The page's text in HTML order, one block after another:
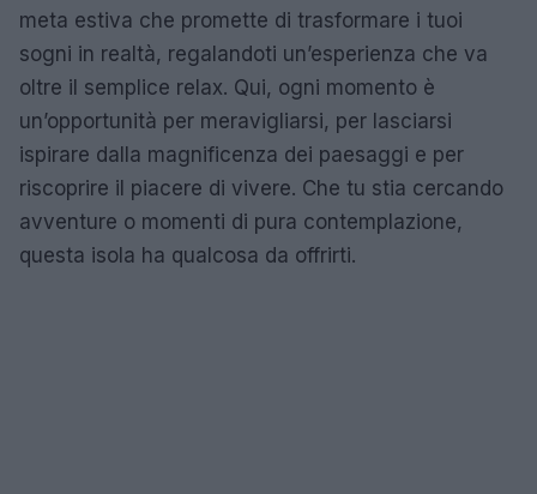
meta estiva che promette di trasformare i tuoi
sogni in realtà, regalandoti un’esperienza che va
oltre il semplice relax. Qui, ogni momento è
un’opportunità per meravigliarsi, per lasciarsi
ispirare dalla magnificenza dei paesaggi e per
riscoprire il piacere di vivere. Che tu stia cercando
avventure o momenti di pura contemplazione,
questa isola ha qualcosa da offrirti.